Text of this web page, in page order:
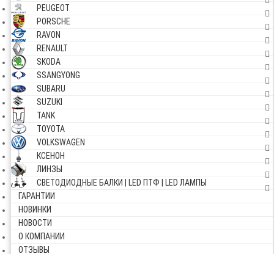
PEUGEOT
PORSCHE
RAVON
RENAULT
SKODA
SSANGYONG
SUBARU
SUZUKI
TANK
TOYOTA
VOLKSWAGEN
КСЕНОН
ЛИНЗЫ
СВЕТОДИОДНЫЕ БАЛКИ | LED ПТФ | LED ЛАМПЫ
ГАРАНТИИ
НОВИНКИ
НОВОСТИ
О КОМПАНИИ
ОТЗЫВЫ